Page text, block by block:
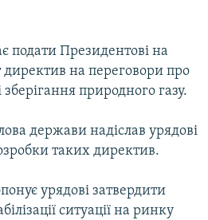
подати Президентові на
на переговори про
природного газу.
держави надіслав урядові
таких директив.
урядові затвердити
ситуації на ринку